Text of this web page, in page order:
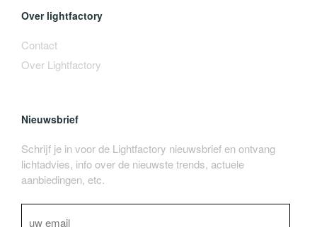
Over lightfactory
Contact
Over Lightfactory
Nieuwsbrief
Schrijf je in voor de Lightfactory nieuwsbrief en ontvang
lichtadvies, info over de nieuwste trends, actuele
aanbiedingen, etc.